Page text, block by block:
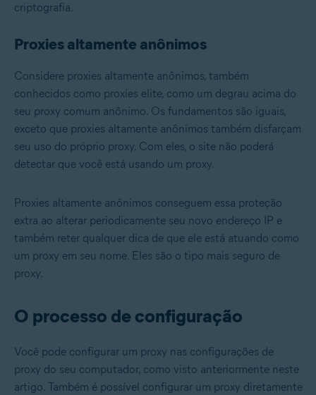
criptografia.
Proxies altamente anônimos
Considere proxies altamente anônimos, também
conhecidos como proxies elite, como um degrau acima do
seu proxy comum anônimo. Os fundamentos são iguais,
exceto que proxies altamente anônimos também disfarçam
seu uso do próprio proxy. Com eles, o site não poderá
detectar que você está usando um proxy.
Proxies altamente anônimos conseguem essa proteção
extra ao alterar periodicamente seu novo endereço IP e
também reter qualquer dica de que ele está atuando como
um proxy em seu nome. Eles são o tipo mais seguro de
proxy.
O processo de configuração
Você pode configurar um proxy nas configurações de
proxy do seu computador, como visto anteriormente neste
artigo. Também é possível configurar um proxy diretamente